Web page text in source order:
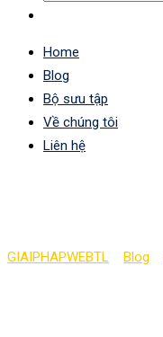
Home
Blog
Bộ sưu tập
Về chúng tôi
Liên hệ
GIAIPHAPWEBTL Blog